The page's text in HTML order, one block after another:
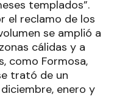
templados”.
el reclamo de los
se amplió a
cálidas y a
como Formosa,
trató de un
enero y